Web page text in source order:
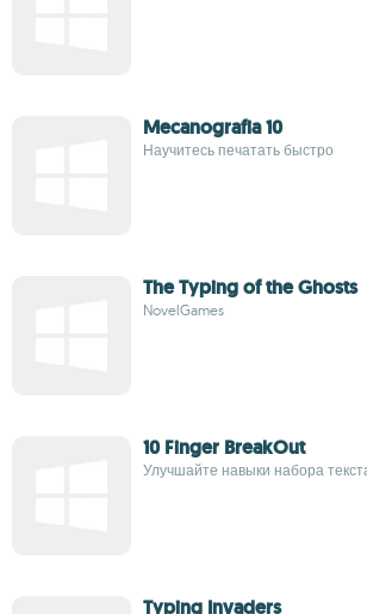
Mecanografia 10
Научитесь печатать быстро
The Typing of the Ghosts
NovelGames
10 Finger BreakOut
Улучшайте навыки набора
Typing Invaders